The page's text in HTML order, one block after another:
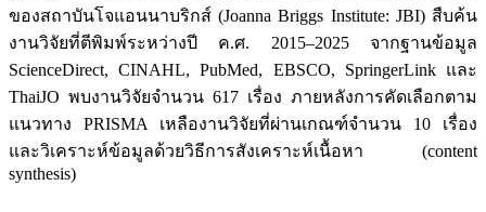
ของสถาบันโจแอนนาบริกส์ (Joanna Briggs Institute: JBI) สืบค้น
งานวิจัยที่ตีพิมพ์ระหว่างปี ค.ศ. 2015–2025 จากฐานข้อมูล
ScienceDirect, CINAHL, PubMed, EBSCO, SpringerLink และ
ThaiJO พบงานวิจัยจำนวน 617 เรื่อง ภายหลังการคัดเลือกตาม
แนวทาง PRISMA เหลืองานวิจัยที่ผ่านเกณฑ์จำนวน 10 เรื่อง
และวิเคราะห์ข้อมูลด้วยวิธีการสังเคราะห์เนื้อหา (content
synthesis)